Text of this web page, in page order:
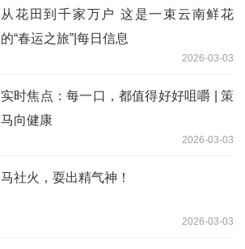
从花田到千家万户 这是一束云南鲜花
的“春运之旅”|每日信息
2026-03-03
实时焦点：每一口，都值得好好咀嚼 | 策
马向健康
2026-03-03
马社火，耍出精气神！
2026-03-03